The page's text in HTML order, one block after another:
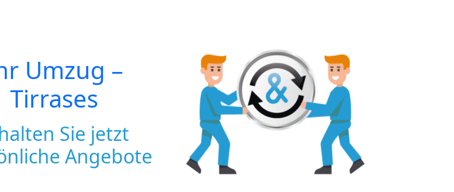
Umzug –
Tirrases
Sie jetzt
Angebote